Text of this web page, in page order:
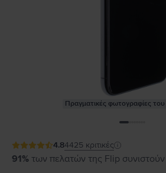
Πραγματικές φωτογραφίες του
4.84425 κριτικές
91% των πελατών της Flip συνιστούν